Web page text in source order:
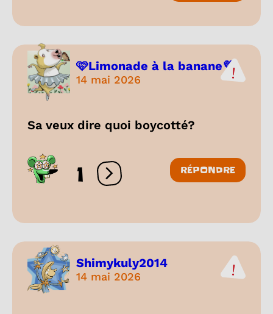
🩷Limonade à la banane💜
14 mai 2026
Sa veux dire quoi boycotté?
1 Ouvrir les réactions
RÉPONDRE
Shimykuly2014
14 mai 2026